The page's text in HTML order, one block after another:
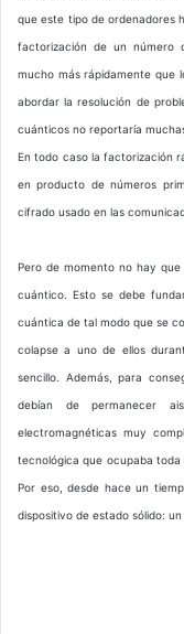
que este tipo de ordenadores
factorización de un número
mucho más rápidamente que
abordar la resolución de
cuánticos no reportaría
En todo caso la factorización
en producto de números
cifrado usado en las
Pero de momento no hay
cuántico. Esto se debe
cuántica de tal modo que se
colapse a uno de ellos
sencillo. Además, para
debían de permanecer
electromagnéticas muy
tecnológica que ocupaba toda
Por eso, desde hace un
dispositivo de estado sólido: un